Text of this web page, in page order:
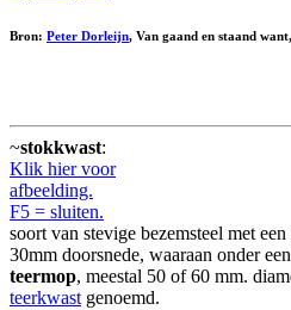
Bron: Peter Dorleijn, Van gaand en staand
~stokkwast:
Klik hier voor
afbeelding.
F5 = sluiten.
soort van stevige bezemsteel met
30mm doorsnede, waaraan onder
teermop, meestal 50 of 60 mm.
teerkwast genoemd.